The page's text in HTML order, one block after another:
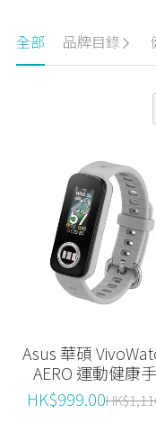
In-
Past
全部 品牌目錄
Asus 華碩
AERO 運動健康
HK$999.00